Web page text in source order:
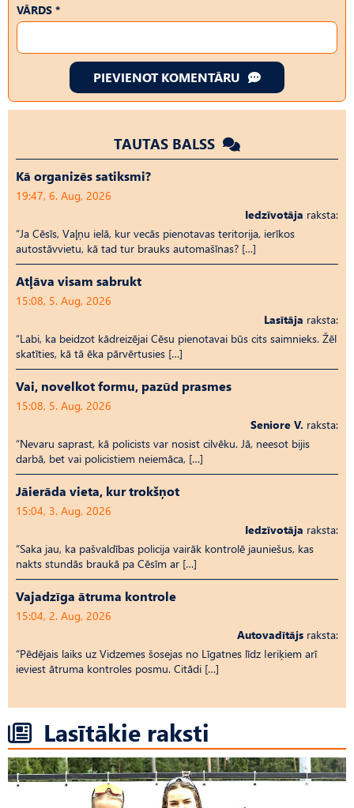
VĀRDS *
PIEVIENOT KOMENTĀRU
TAUTAS BALSS
Kā organizēs satiksmi?
19:47, 6. Aug, 2026
Iedzīvotāja raksta:
“Ja Cēsīs, Vaļņu ielā, kur vecās pienotavas teritorija, ierīkos
autostāvvietu, kā tad tur brauks automašīnas? […]
Atļāva visam sabrukt
15:08, 5. Aug, 2026
Lasītāja raksta:
“Labi, ka beidzot kādreizējai Cēsu pienotavai būs cits saimnieks. Žēl
skatīties, kā tā ēka pārvērtusies […]
Vai, novelkot formu, pazūd prasmes
15:08, 5. Aug, 2026
Seniore V. raksta:
“Nevaru saprast, kā policists var nosist cilvēku. Jā, neesot bijis
darbā, bet vai policistiem neiemāca, […]
Jāierāda vieta, kur trokšņot
15:04, 3. Aug, 2026
Iedzīvotāja raksta:
“Saka jau, ka pašvaldības policija vairāk kontrolē jauniešus, kas
nakts stundās braukā pa Cēsīm ar […]
Vajadzīga ātruma kontrole
15:04, 2. Aug, 2026
Autovadītājs raksta:
“Pēdējais laiks uz Vid­ze­mes šosejas no Līgatnes līdz Ieriķiem arī
ieviest ātruma kontroles posmu. Citādi […]
Lasītākie raksti